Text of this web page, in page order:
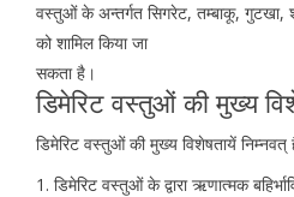
वस्तुओं के अन्तर्गत सिगरेट, तम्बाकू, गुटखा,
को शामिल किया जा
सकता है।
डिमेरिट वस्तुओं की मुख्य
डिमेरिट वस्तुओं की मुख्य विशेषतायें निम्नवत्
1. डिमेरिट वस्तुओं के द्वारा ऋणात्मक